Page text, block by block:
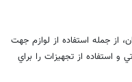
از جمله استفاده از لوازم جهت
و استفاده از تجهيزات را براي